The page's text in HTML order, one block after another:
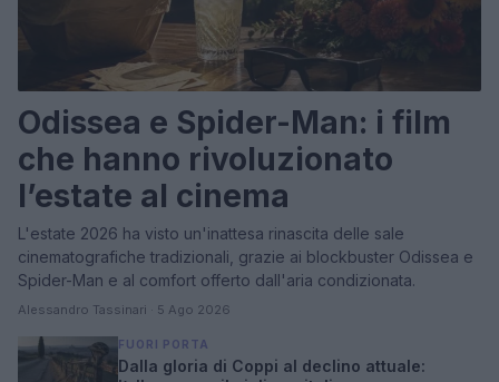
Odissea e Spider-Man: i film
che hanno rivoluzionato
l’estate al cinema
L'estate 2026 ha visto un'inattesa rinascita delle sale
cinematografiche tradizionali, grazie ai blockbuster Odissea e
Spider-Man e al comfort offerto dall'aria condizionata.
Alessandro Tassinari · 5 Ago 2026
FUORI PORTA
Dalla gloria di Coppi al declino attuale: